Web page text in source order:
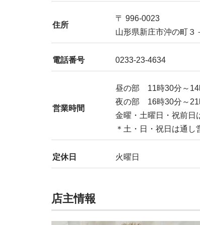
住所
〒 996-0023
山形県新庄市沖の町３
電話番号 0233-23-4634
営業時間
昼の部 11時30分～14
夜の部 16時30分～21
金曜・土曜日・祝前日
＊土・日・祝日は通し
定休日 火曜日
店主情報